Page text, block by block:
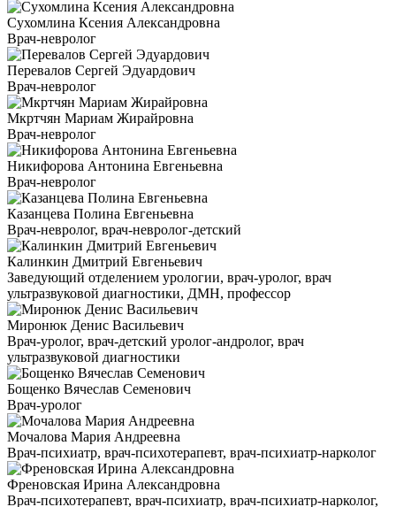
Сухомлина Ксения Александровна
Врач-невролог
Перевалов Сергей Эдуардович
Врач-невролог
Мкртчян Мариам Жирайровна
Врач-невролог
Никифорова Антонина Евгеньевна
Врач-невролог
Казанцева Полина Евгеньевна
Врач-невролог, врач-невролог-детский
Калинкин Дмитрий Евгеньевич
Заведующий отделением урологии, врач-уролог, врач
ультразвуковой диагностики, ДМН, профессор
Миронюк Денис Васильевич
Врач-уролог, врач-детский уролог-андролог, врач
ультразвуковой диагностики
Бощенко Вячеслав Семенович
Врач-уролог
Мочалова Мария Андреевна
Врач-психиатр, врач-психотерапевт, врач-психиатр-нарколог
Френовская Ирина Александровна
Врач-психотерапевт, врач-психиатр, врач-психиатр-нарколог,